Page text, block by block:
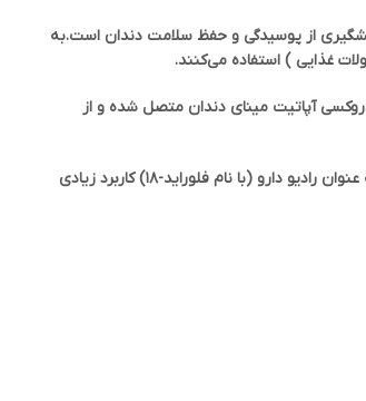
از پوسیدگی و حفظ سلامت دندان است.به
غذایی ) استفاده می‌کنند.
آپاتیت مینای دندان متصل شده و از
همچنین سدیم فلوراید در تصویر برداری پزشکی برای توموگرافی انتشار پوزیترون (PET) به عنوان رادیو دارو (با نام فلوراید-۱۸) کاربرد زیادی